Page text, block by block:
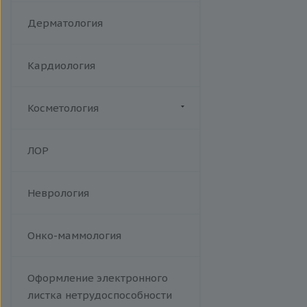
Дерматология
Кардиология
Косметология
Ботулотоксин
Лазерная эпиляция
Проведение эпиляции.
Тредлифтинг
Уходы
ЛОР
Неврология
Онко-маммология
Оформление электронного
листка нетрудоспособности